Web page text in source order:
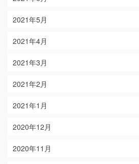
2021年5月
2021年4月
2021年3月
2021年2月
2021年1月
2020年12月
2020年11月